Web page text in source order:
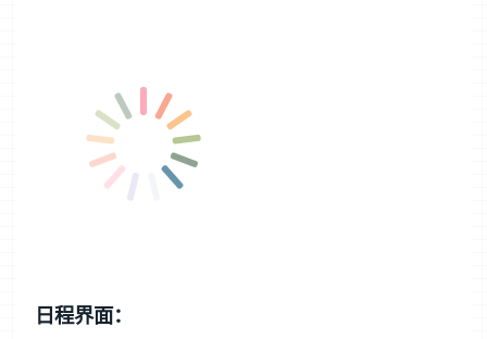
日程界面：